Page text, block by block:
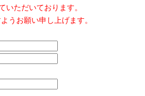
ただいております。
うお願い申し上げます。